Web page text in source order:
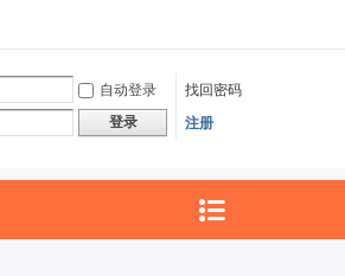
自动登录
找回密码
登录 注册